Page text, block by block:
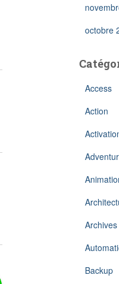
octobre
Access
Action
Archives
Backup